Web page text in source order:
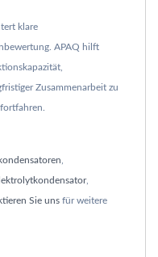
klare
APAQ hilft
Zusammenarbeit zu
,
Sie uns für weitere